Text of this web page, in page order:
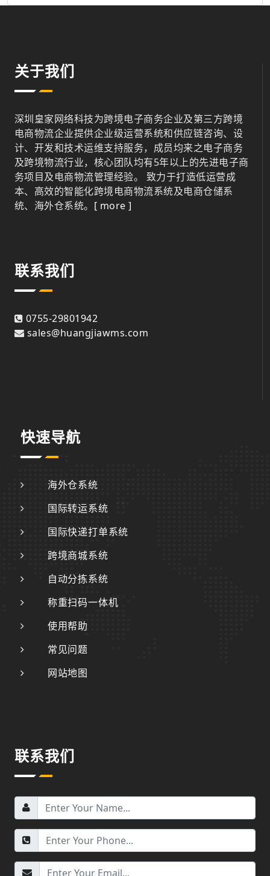
关于我们
深圳皇家网络科技为跨境电子商务企业及第三方跨境
电商物流企业提供企业级运营系统和供应链咨询、设
计、开发和技术运维支持服务，成员均来之电子商务
及跨境物流行业，核心团队均有5年以上的先进电子商
务项目及电商物流管理经验。 致力于打造低运营成
本、高效的智能化跨境电商物流系统及电商仓储系
统、海外仓系统。 [ more ]
联系我们
0755-29801942
sales@huangjiawms.com
快速导航
海外仓系统
国际转运系统
国际快递打单系统
跨境商城系统
自动分拣系统
称重扫码一体机
使用帮助
常见问题
网站地图
联系我们